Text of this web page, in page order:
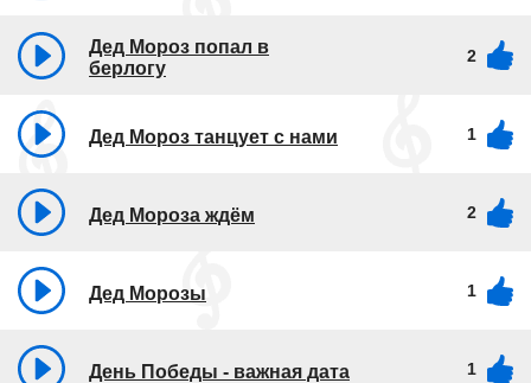
Дед Мороз попал в
берлогу
2
Дед Мороз танцует с нами 1
Дед Мороза ждём 2
Дед Морозы 1
День Победы - важная дата 1